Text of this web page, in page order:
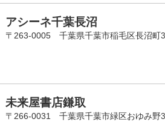
アシーネ千葉長沼
〒263-0005 千葉県千葉市稲毛区長沼町
未来屋書店鎌取
〒266-0031 千葉県千葉市緑区おゆみ野